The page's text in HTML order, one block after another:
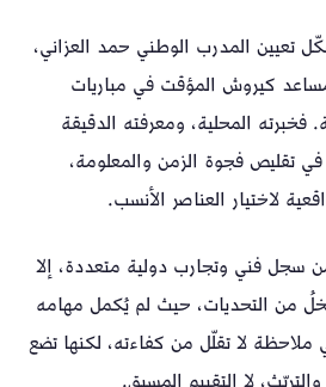
تعيين المدرب الوطني حمد العزاني،
كيروش المؤقت في مباريات
فخبرته المحلية، ومعرفته الدقيقة
تقليص فجوة الزمن والمعلومة،
لاختيار العناصر الأنسب.
سجل فني وتجارب دولية متعددة، إلا
من التحديات، حيث لم يُكمل مهامه
لا تقلّل من كفاءته، لكنها تضع